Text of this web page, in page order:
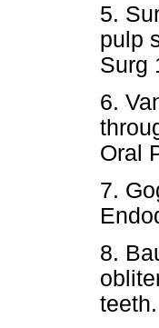
5.
pulp
Surg
6.
Oral
7.
8.